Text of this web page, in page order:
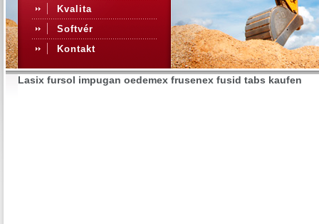
Kvalita
Softvér
Kontakt
Lasix fursol impugan oedemex frusenex fusid tabs kaufen